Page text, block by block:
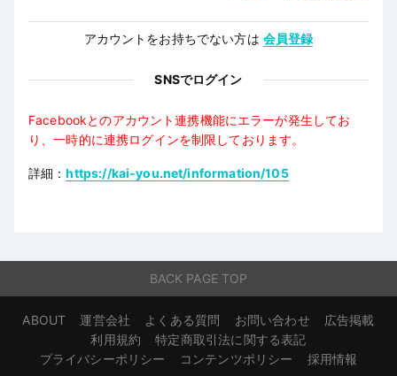
アカウントをお持ちでない方は 会員登録
SNSでログイン
Facebookとのアカウント連携機能にエラーが発生してお
り、一時的に連携ログインを制限しております。
詳細：https://kai-you.net/information/105
BACK PAGE TOP
ABOUT 運営会社 よくある質問 お問い合わせ
広告掲載
利用規約
特定商取引法に関する表記
プライバシーポリシー
コンテンツポリシー 採用情報